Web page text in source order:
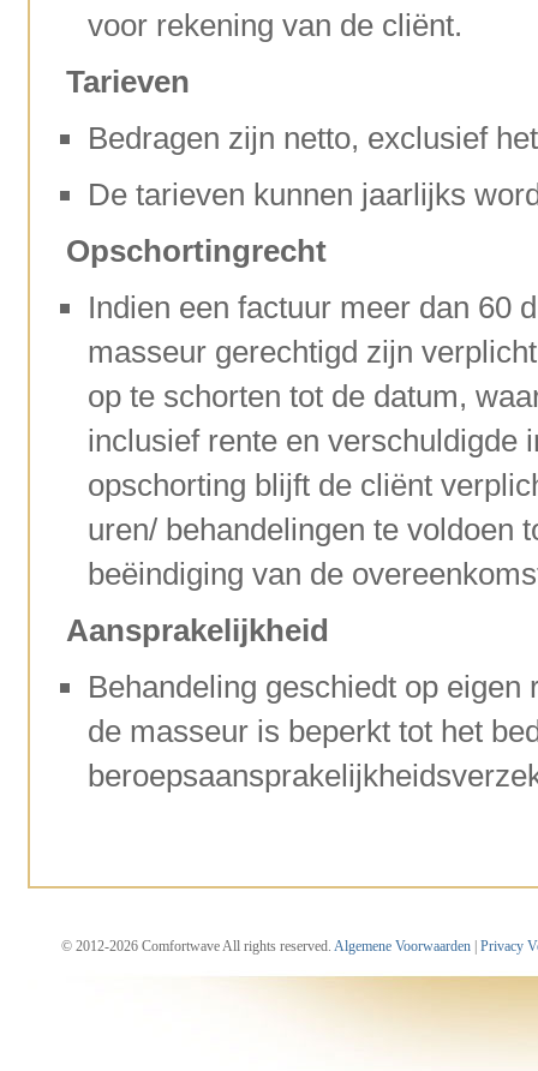
voor rekening van de cliënt.
Tarieven
Bedragen zijn netto, exclusief
De tarieven kunnen jaarlijks
Opschortingrecht
Indien een factuur meer dan 60
masseur gerechtigd zijn
op te schorten tot de datum,
inclusief rente en verschuldigde
opschorting blijft de cliënt
uren/ behandelingen te voldoen
beëindiging van de
Aansprakelijkheid
Behandeling geschiedt op
de masseur is beperkt tot het
© 2012-2026 Comfortwave All rights reserved. Algemene Voorwaarden Privacy